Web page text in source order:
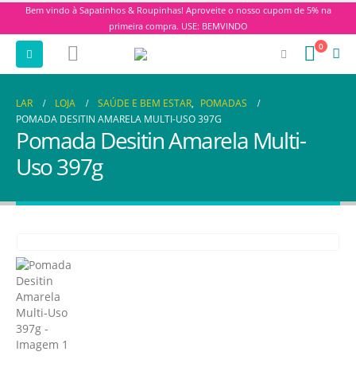
Bem vindo à Sapatinhos & Roupinhas! Aproveite o nosso cupom de 5% na
primeira compra. USE: BEMVINDO
0
LAR LOJA SAÚDE E BEM ESTAR, POMADAS
POMADA DESITIN AMARELA MULTI-USO 397G
Pomada Desitin Amarela Multi-
Uso 397g